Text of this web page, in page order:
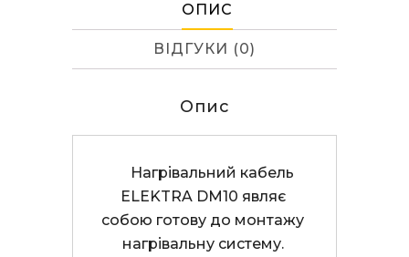
ОПИС
ВІДГУКИ (0)
Опис
ELEKTRA DM10 являє
собою готову до монтажу
нагрівальну систему.